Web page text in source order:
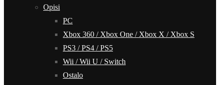
Opisi
PC
Xbox 360 / Xbox One / Xbox X / Xbox S
PS3 / PS4 / PS5
Wii / Wii U / Switch
Ostalo